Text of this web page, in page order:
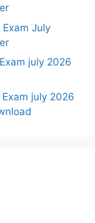
July
july 2026
july 2026